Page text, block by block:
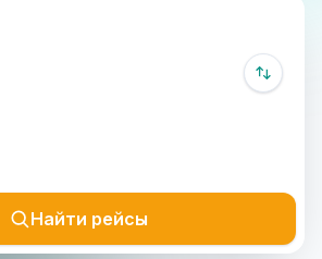
Найти рейсы